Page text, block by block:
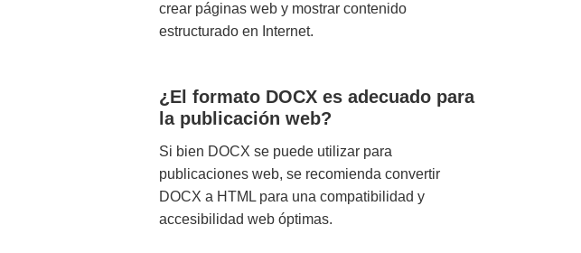
crear páginas web y mostrar contenido
estructurado en Internet.
¿El formato DOCX es adecuado para
la publicación web?
Si bien DOCX se puede utilizar para
publicaciones web, se recomienda convertir
DOCX a HTML para una compatibilidad y
accesibilidad web óptimas.